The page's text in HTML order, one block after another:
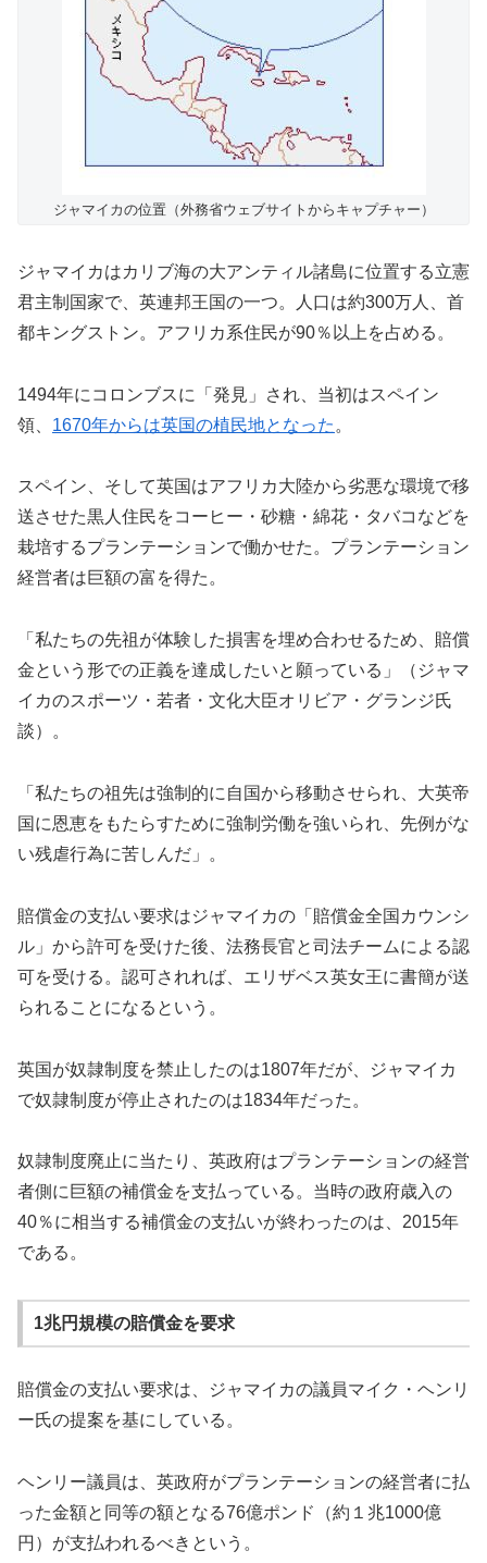
ジャマイカの位置（外務省ウェブサイトからキャプチャー）
ジャマイカはカリブ海の大アンティル諸島に位置する立憲
君主制国家で、英連邦王国の一つ。人口は約300万人、首
都キングストン。アフリカ系住民が90％以上を占める。
1494年にコロンブスに「発見」され、当初はスペイン
領、 1670年からは英国の植民地となった 。
スペイン、そして英国はアフリカ大陸から劣悪な環境で移
送させた黒人住民をコーヒー・砂糖・綿花・タバコなどを
栽培するプランテーションで働かせた。プランテーション
経営者は巨額の富を得た。
「私たちの先祖が体験した損害を埋め合わせるため、賠償
金という形での正義を達成したいと願っている」（ジャマ
イカのスポーツ・若者・文化大臣オリビア・グランジ氏
談）。
「私たちの祖先は強制的に自国から移動させられ、大英帝
国に恩恵をもたらすために強制労働を強いられ、先例がな
い残虐行為に苦しんだ」。
賠償金の支払い要求はジャマイカの「賠償金全国カウンシ
ル」から許可を受けた後、法務長官と司法チームによる認
可を受ける。認可されれば、エリザベス英女王に書簡が送
られることになるという。
英国が奴隷制度を禁止したのは1807年だが、ジャマイカ
で奴隷制度が停止されたのは1834年だった。
奴隷制度廃止に当たり、英政府はプランテーションの経営
者側に巨額の補償金を支払っている。当時の政府歳入の
40％に相当する補償金の支払いが終わったのは、2015年
である。
1兆円規模の賠償金を要求
賠償金の支払い要求は、ジャマイカの議員マイク・ヘンリ
ー氏の提案を基にしている。
ヘンリー議員は、英政府がプランテーションの経営者に払
った金額と同等の額となる76億ポンド（約１兆1000億
円）が支払われるべきという。